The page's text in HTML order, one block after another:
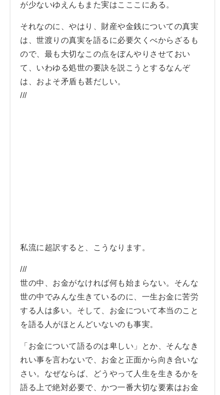
が少ないゆえんもまた実はこここにある。
それなのに、やはり、財産や金銭についての真実
は、世渡りの真実を語るに必要欠くべからざるも
ので、最も大切なこの点をぼんやりさせておい
て、いわゆる処世の要訣を説こうとするなんぞ
は、およそ矛盾も甚だしい。
///
私流に超訳すると、こうなります。
///
世の中、お金がなければ何も始まらない。そんな
世の中でみんな生きているのに、一生お金に苦労
する人は多い。そして、お金について本当のこと
を語る人がほとんどいないのも事実。
「お金について語るのは卑しい」とか、そんなき
れい事を言わないで、お金と正面から向き合いな
さい。なぜならば、どうやって人生を生きるかを
語る上で絶対必要で、かつ一番大切な要素はお金